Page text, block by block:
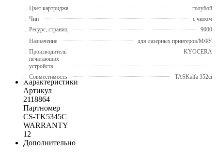
Цвет картриджа
голубой
Чип
с чипом
Ресурс, страниц
9000
Назначение
для лазерных принтеров/МФУ
Производитель
печатающих
устройств
KYOCERA
Совместимость TASKalfa 352ci
Характеристики
Артикул
2118864
Партномер
CS-TK5345С
WARRANTY
12
Дополнительно